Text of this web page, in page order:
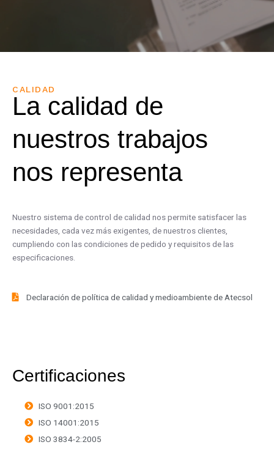
CALIDAD
La calidad de
nuestros trabajos
nos representa
Nuestro sistema de control de calidad nos permite satisfacer las
necesidades, cada vez más exigentes, de nuestros clientes,
cumpliendo con las condiciones de pedido y requisitos de las
especificaciones.
Declaración de política de calidad y medioambiente de Atecsol
Certificaciones
ISO 9001:2015
ISO 14001:2015
ISO 3834-2:2005